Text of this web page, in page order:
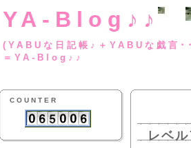
YA-Blog♪♪
(YABUな日記帳♪
＝YA-Blog♪♪
COUNTER
レベ